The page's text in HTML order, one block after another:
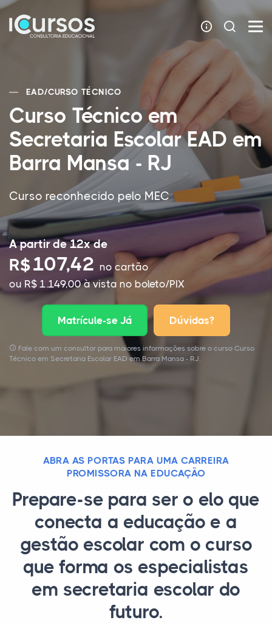
EAD/CURSO TÉCNICO
Curso Técnico em
Secretaria Escolar EAD em
Barra Mansa - RJ
Curso reconhecido pelo MEC
A partir de 12x de
R$107,42 no cartão
ou R$ 1.149,00 à vista no boleto/PIX
Matrícule-se Já Dúvidas?
Fale com um consultor para maiores informações sobre o curso Curso
Técnico em Secretaria Escolar EAD em Barra Mansa - RJ.
ABRA AS PORTAS PARA UMA CARREIRA
PROMISSORA NA EDUCAÇÃO
Prepare-se para ser o elo que
conecta a educação e a
gestão escolar com o curso
que forma os especialistas
em secretaria escolar do
futuro.